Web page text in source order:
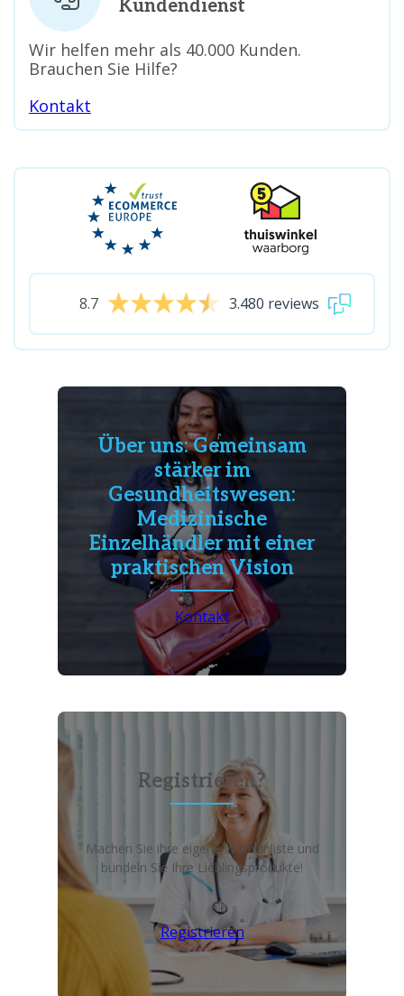
Kundendienst
Wir helfen mehr als 40.000 Kunden.
Brauchen Sie Hilfe?
Kontakt
8.7 3.480 reviews
Über uns: Gemeinsam
stärker im
Gesundheitswesen:
Medizinische
Einzelhändler mit einer
praktischen Vision
Kontakt
Registrieren?
Machen Sie ihre eigene Wunschliste und
bündeln Sie Ihre Lieblingsprodukte!
Registrieren